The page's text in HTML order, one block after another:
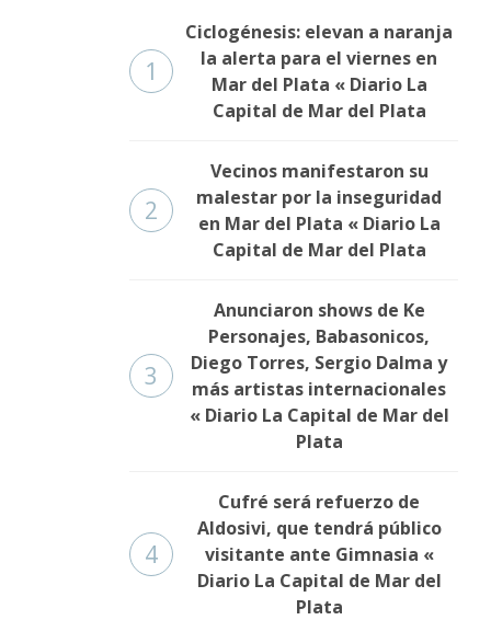
1
Ciclogénesis: elevan a naranja
la alerta para el viernes en
Mar del Plata « Diario La
Capital de Mar del Plata
2
Vecinos manifestaron su
malestar por la inseguridad
en Mar del Plata « Diario La
Capital de Mar del Plata
3
Anunciaron shows de Ke
Personajes, Babasonicos,
Diego Torres, Sergio Dalma y
más artistas internacionales
« Diario La Capital de Mar del
Plata
4
Cufré será refuerzo de
Aldosivi, que tendrá público
visitante ante Gimnasia «
Diario La Capital de Mar del
Plata